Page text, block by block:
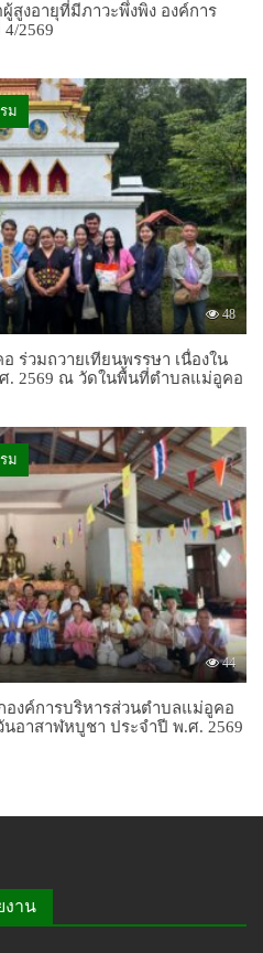
งอายุที่มีภาวะพึ่งพิง องค์การ
2569
ม
48
ร่วมถวายเทียนพรรษา เนื่องใน
. 2569 ณ วัดในพื้นที่ตำบลแม่อูคอ
ม
44
องค์การบริหารส่วนตำบลแม่อูคอ
นอาสาฬหบูชา ประจำปี พ.ศ. 2569
งาน